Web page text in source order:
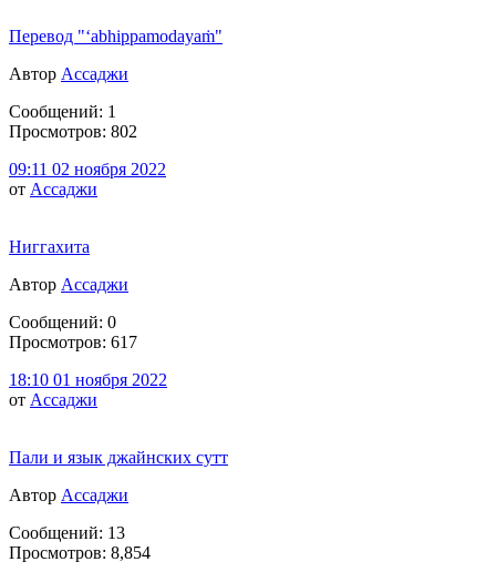
Перевод "‘abhippamodayaṁ"
Автор Ассаджи
Сообщений: 1
Просмотров: 802
09:11 02 ноября 2022
от Ассаджи
Ниггахита
Автор Ассаджи
Сообщений: 0
Просмотров: 617
18:10 01 ноября 2022
от Ассаджи
Пали и язык джайнских сутт
Автор Ассаджи
Сообщений: 13
Просмотров: 8,854